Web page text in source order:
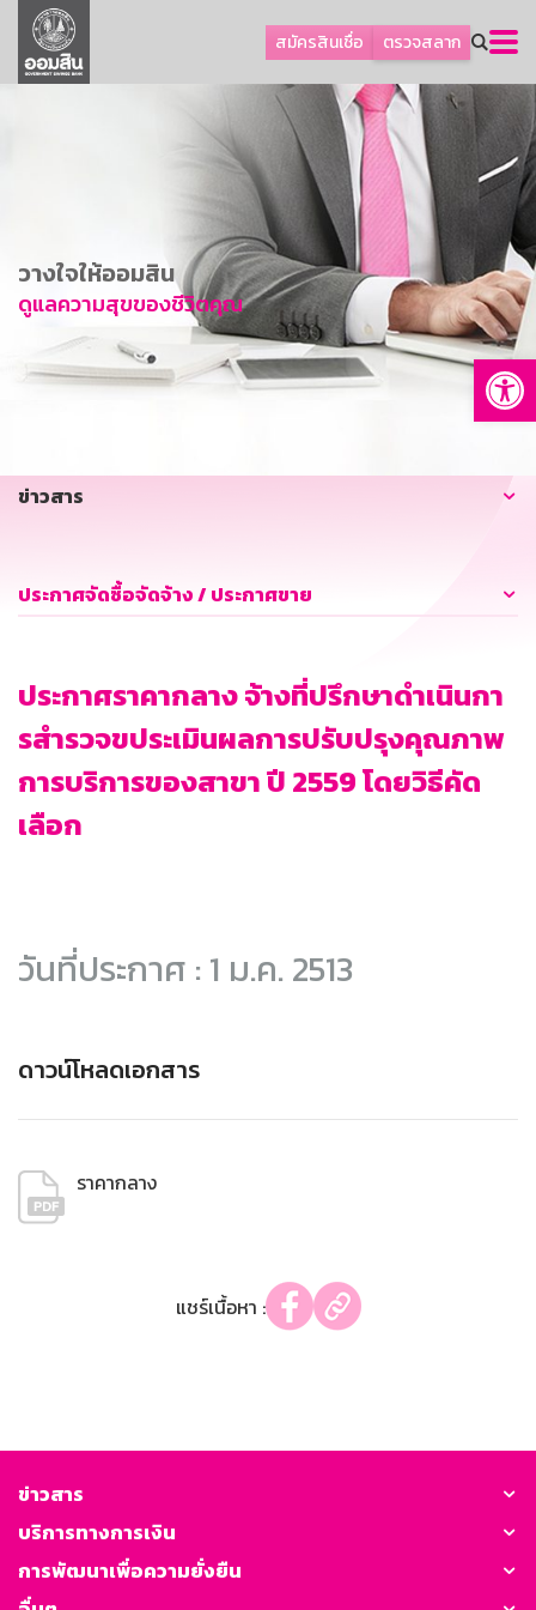
สมัครสินเชื่อ ตรวจสลาก
ลูกค้าธุรกิจ
ลูกค้าผู้ประกอบรายย่อย
การพัฒนาที่ยั่งยืน
ข่าวสาร
บริการทางการเงิน
อื่นๆ
วางใจให้ออมสิน
ดูแลความสุขของชีวิตคุณ
ข่าวสาร
ประกาศจัดซื้อจัดจ้าง / ประกาศขาย
ประกาศราคากลาง จ้างที่ปรึกษาดำเนินกา
รสำรวจขประเมินผลการปรับปรุงคุณภาพ
การบริการของสาขา ปี 2559 โดยวิธีคัด
เลือก
วันที่ประกาศ : 1 ม.ค. 2513
ดาวน์โหลดเอกสาร
ราคากลาง
แชร์เนื้อหา :
ข่าวสาร
บริการทางการเงิน
การพัฒนาเพื่อความยั่งยืน